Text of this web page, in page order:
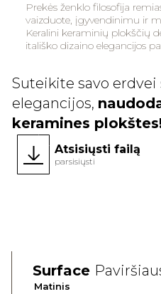
Prekės ženklo filosofija
vaizduote, įgyvendinimu ir
Keralini keraminių plokščių
itališko dizaino elegancijos
Suteikite savo
elegancijos,
keramines
Atsisiųsti failą
parsisiųsti
Surface
Matinis